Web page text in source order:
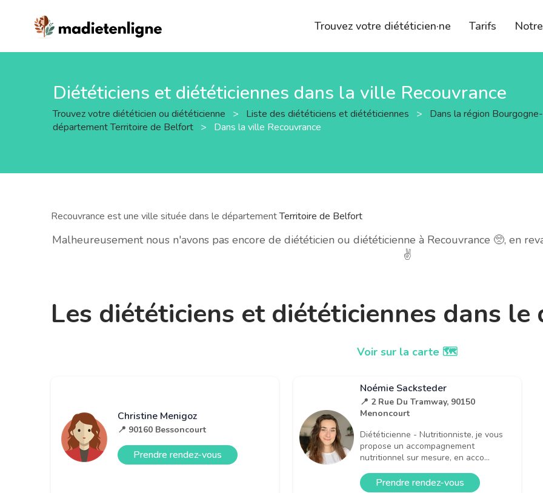
Trouvez votre diététicien·ne Tarifs
Diététiciens et diététiciennes dans la ville Recouvrance
Trouvez votre diététicien ou diététicienne > Liste des diététiciens et diététiciennes > Dans la région
département Territoire de Belfort > Dans la ville Recouvrance
Recouvrance est une ville située dans le départementTerritoire de Belfort
Malheureusement nous n'avons pas encore de diététicien ou diététicienne à Recouvrance 🥺, en
✌️
Les diététiciens et diététiciennes dans
Voir sur la carte 🗺️
Christine Menigoz
📍 90160 Bessoncourt
Prendre rendez-vous
Noémie Sacksteder
📍 2 Rue Du Tramway, 90150
Menoncourt
Diététicienne - Nutritionniste, je vous
propose un accompagnement
nutritionnel sur mesure, en acco...
Prendre rendez-vous